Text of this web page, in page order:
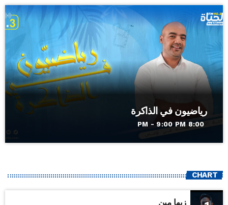
رياضيون في الذاكرة
8:00 PM - 9:00 PM
CHART
زيها مين